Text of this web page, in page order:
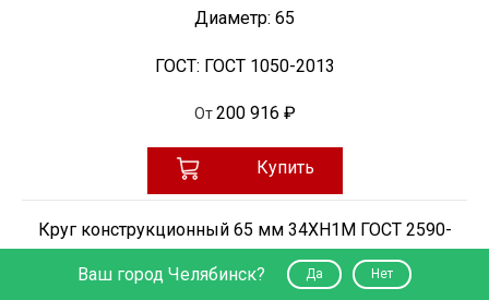
Диаметр: 65
ГОСТ: ГОСТ 1050-2013
От 200 916 ₽
Купить
Круг конструкционный 65 мм 34ХН1М ГОСТ 2590-
2006
Ваш город Челябинск? Да Нет